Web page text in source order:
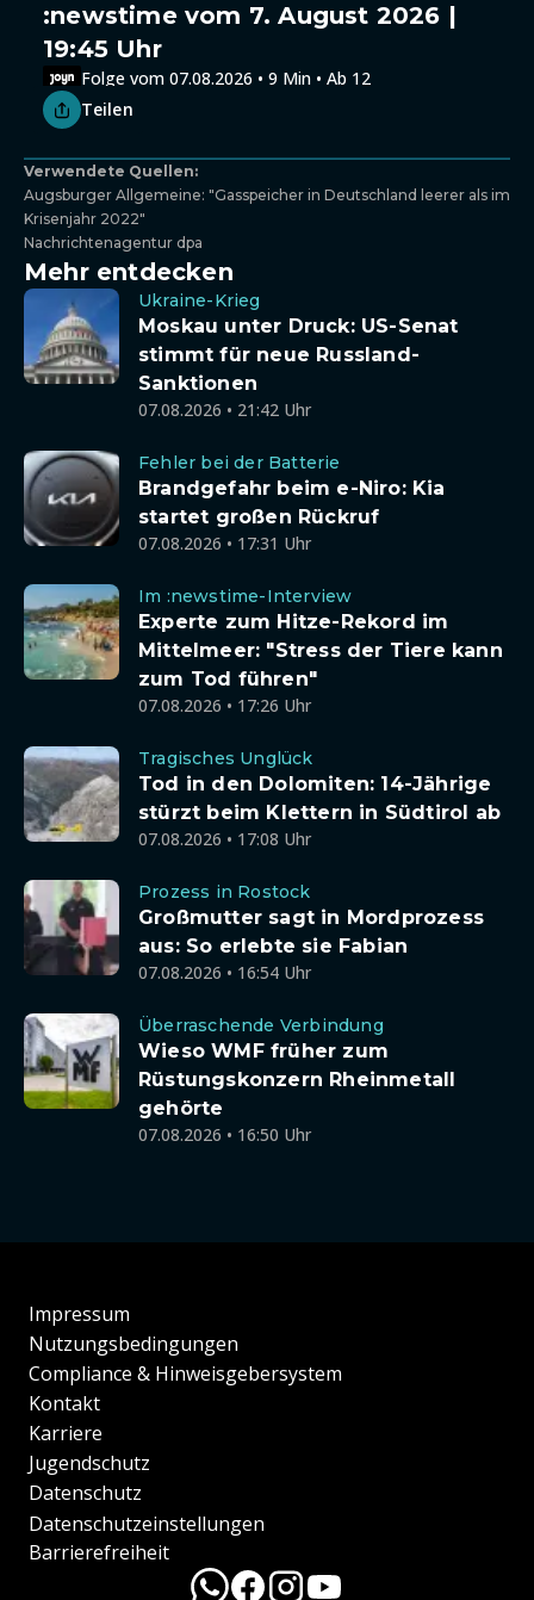
:newstime vom 7. August 2026 |
19:45 Uhr
Folge vom 07.08.2026 • 9 Min • Ab 12
Teilen
Verwendete Quellen:
Augsburger Allgemeine: "Gasspeicher in Deutschland leerer als im
Krisenjahr 2022"
Nachrichtenagentur dpa
Mehr entdecken
Ukraine-Krieg
Moskau unter Druck: US-Senat
stimmt für neue Russland-
Sanktionen
07.08.2026 • 21:42 Uhr
Fehler bei der Batterie
Brandgefahr beim e-Niro: Kia
startet großen Rückruf
07.08.2026 • 17:31 Uhr
Im :newstime-Interview
Experte zum Hitze-Rekord im
Mittelmeer: "Stress der Tiere kann
zum Tod führen"
07.08.2026 • 17:26 Uhr
Tragisches Unglück
Tod in den Dolomiten: 14-Jährige
stürzt beim Klettern in Südtirol ab
07.08.2026 • 17:08 Uhr
Prozess in Rostock
Großmutter sagt in Mordprozess
aus: So erlebte sie Fabian
07.08.2026 • 16:54 Uhr
Überraschende Verbindung
Wieso WMF früher zum
Rüstungskonzern Rheinmetall
gehörte
07.08.2026 • 16:50 Uhr
Impressum
Nutzungsbedingungen
Compliance & Hinweisgebersystem
Kontakt
Karriere
Jugendschutz
Datenschutz
Datenschutzeinstellungen
Barrierefreiheit